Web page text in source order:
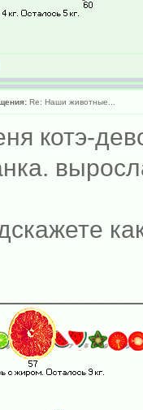
Re: Наши животные...
котэ-